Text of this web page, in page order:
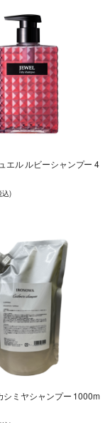
ダメージケア
ボリュームアッ
エイジングケア
ハリコシ
エル ルビーシャンプー 4
込)
シミヤシャンプー 1000m